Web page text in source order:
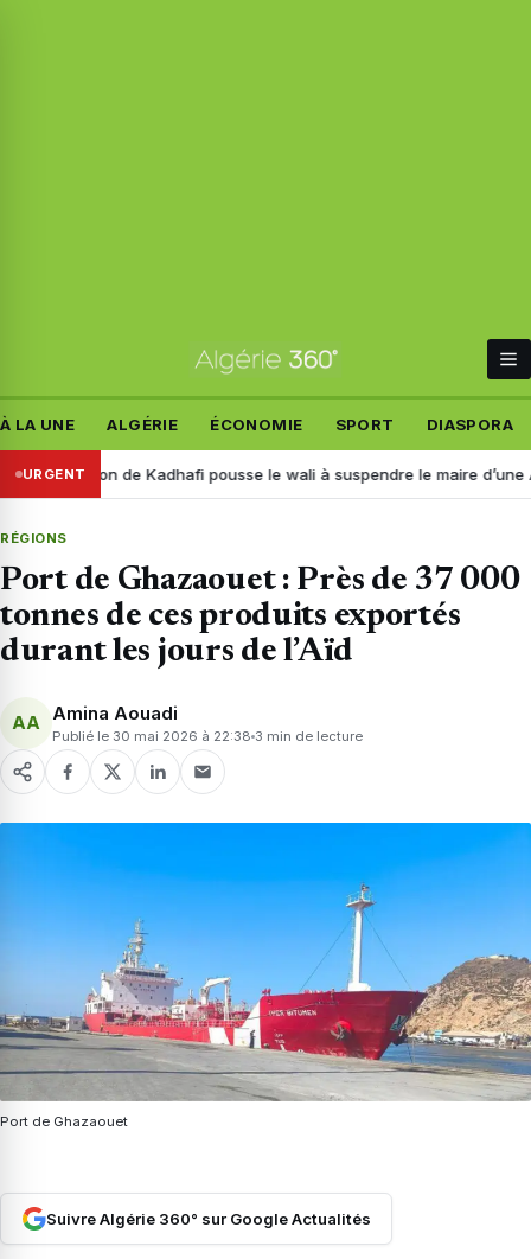
À LA UNE ALGÉRIE ÉCONOMIE SPORT DIASPORA
URGENT
de Kadhafi pousse le wali à suspendre le maire d’une APC à Aïn
RÉGIONS
Port de Ghazaouet : Près de 37 000
tonnes de ces produits exportés
durant les jours de l’Aïd
AA Amina Aouadi
Publié le 30 mai 2026 à 22:38 3 min de lecture
Port de Ghazaouet
Suivre Algérie 360° sur Google Actualités